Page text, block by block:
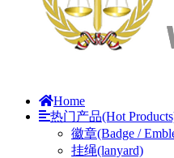
Home
热门产品(Hot
徽章(Badge /
挂绳(lanyard)